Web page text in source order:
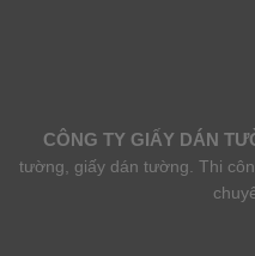
CÔNG TY GIẤY DÁN
tường, giấy dán tường. Thi